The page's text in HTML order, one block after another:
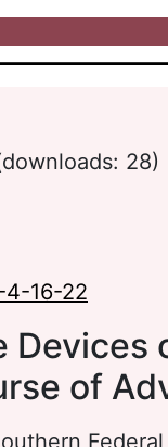
28)
4-16-22
Devices
of